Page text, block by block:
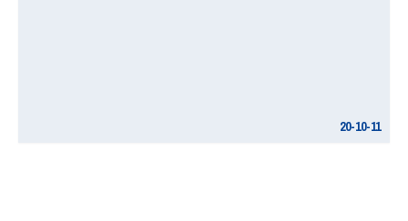
20-10-11